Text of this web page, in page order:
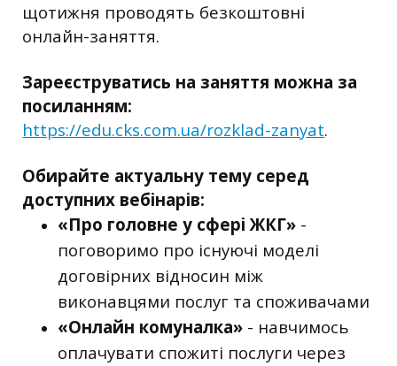
щотижня проводять безкоштовні
онлайн-заняття.
Зареєструватись на заняття можна за
посиланням:
https://edu.cks.com.ua/rozklad-zanyat.
Обирайте актуальну тему серед
доступних вебінарів:
«Про головне у сфері ЖКГ» -
поговоримо про існуючі моделі
договірних відносин між
виконавцями послуг та споживачами
«Онлайн комуналка» - навчимось
оплачувати спожиті послуги через